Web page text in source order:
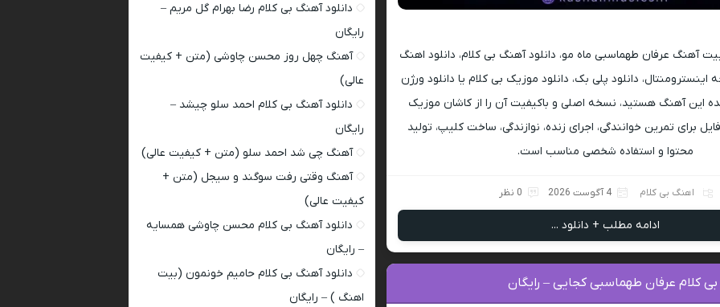
بیت آهنگ عرفان طهماسبی ماه مو، دانلود آهنگ بی کلام، دانلود اهنگ
اینسترومنتال، دانلود پلی بک، دانلود موزیک بی کلام یا دانلود ورژن
این آهنگ هستید، نسخه اصلی و باکیفیت آن را از کاشان موزیک
برای تمرین خوانندگی، اجرای زنده، نوازندگی، ساخت کلیپ، تولید
محتوا و استفاده شخصی مناسب است.
اهنگ بی کلام 4 آگوست 2026 0 نظر
ادامه مطلب + دانلود ...
بی کلام عرفان طهماسبی کجایی – رایگان
دانلود آهنگ بی کلام رضا بهرام گل مریم –
رایگان
آهنگ چهل روز محسن چاوشی (متن + کیفیت
عالی)
دانلود آهنگ بی کلام احمد سلو چیشد –
رایگان
آهنگ چی شد احمد سلو (متن + کیفیت عالی)
آهنگ وقتی رفت سوگند و سیجل (متن +
کیفیت عالی)
دانلود آهنگ بی کلام محسن چاوشی همسایه
– رایگان
دانلود آهنگ بی کلام حامیم خونمون (بیت
اهنگ ) – رایگان